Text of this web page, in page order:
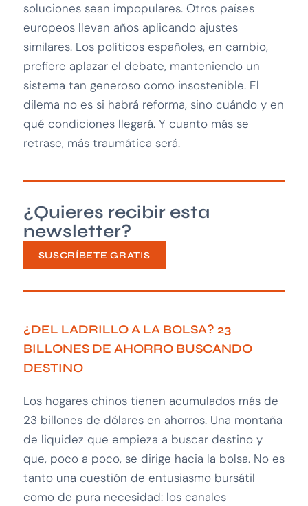
soluciones sean impopulares. Otros países
europeos llevan años aplicando ajustes
similares. Los políticos españoles, en cambio,
prefiere aplazar el debate, manteniendo un
sistema tan generoso como insostenible. El
dilema no es si habrá reforma, sino cuándo y en
qué condiciones llegará. Y cuanto más se
retrase, más traumática será.
¿Quieres recibir esta
newsletter?
SUSCRÍBETE GRATIS
¿DEL LADRILLO A LA BOLSA? 23
BILLONES DE AHORRO BUSCANDO
DESTINO
Los hogares chinos tienen acumulados más de
23 billones de dólares en ahorros. Una montaña
de liquidez que empieza a buscar destino y
que, poco a poco, se dirige hacia la bolsa. No es
tanto una cuestión de entusiasmo bursátil
como de pura necesidad: los canales